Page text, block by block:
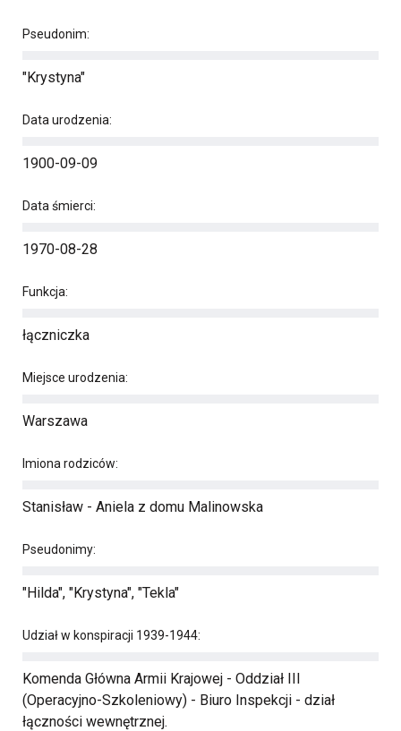
Pseudonim:
"Krystyna"
Data urodzenia:
1900-09-09
Data śmierci:
1970-08-28
Funkcja:
łączniczka
Miejsce urodzenia:
Warszawa
Imiona rodziców:
Stanisław - Aniela z domu Malinowska
Pseudonimy:
"Hilda", "Krystyna", "Tekla"
Udział w konspiracji 1939-1944:
Komenda Główna Armii Krajowej - Oddział III
(Operacyjno-Szkoleniowy) - Biuro Inspekcji - dział
łączności wewnętrznej.